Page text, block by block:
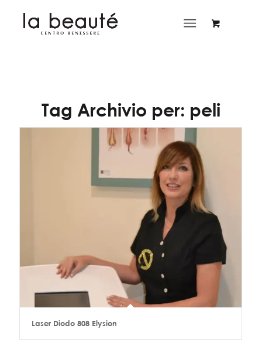
Tag Archivio per: peli
Laser Diodo 808 Elysion